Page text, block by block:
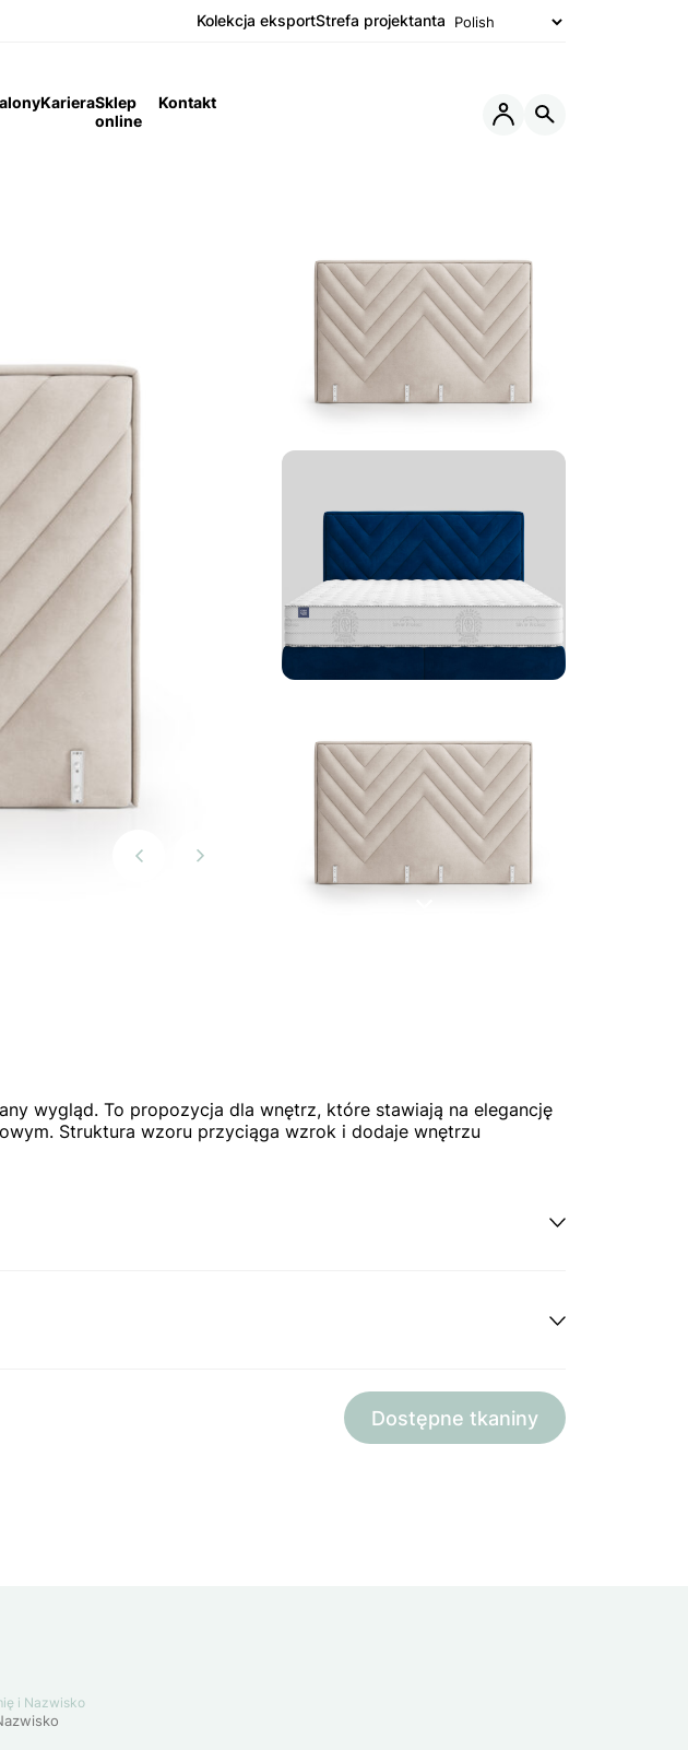
Kolekcja eksportStrefa projektanta
KarieraSklep
online
Kontakt
OtwórzOtwórz
PoprzedniNastępny
wygląd. To propozycja dla wnętrz, które stawiają na elegancję
Struktura wzoru przyciąga wzrok i dodaje wnętrzu
Dostępne tkaniny
i Nazwisko